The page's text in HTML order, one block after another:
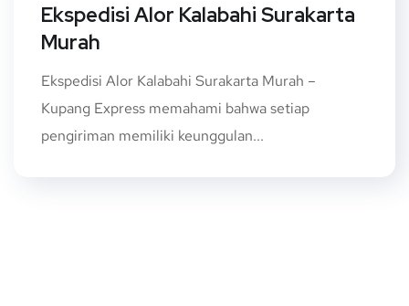
Ekspedisi Alor Kalabahi Surakarta
Murah
Ekspedisi Alor Kalabahi Surakarta Murah –
Kupang Express memahami bahwa setiap
pengiriman memiliki keunggulan...